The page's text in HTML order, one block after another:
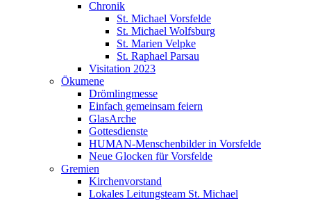
Chronik
St. Michael Vorsfelde
St. Michael Wolfsburg
St. Marien Velpke
St. Raphael Parsau
Visitation 2023
Ökumene
Drömlingmesse
Einfach gemeinsam feiern
GlasArche
Gottesdienste
HUMAN-Menschenbilder in Vorsfelde
Neue Glocken für Vorsfelde
Gremien
Kirchenvorstand
Lokales Leitungsteam St. Michael